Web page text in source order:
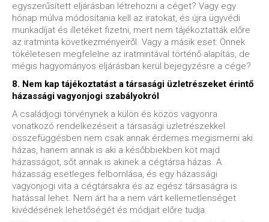
egyszerűsített eljárásban létrehozni a céget? Vagy egy
hónap múlva módosítania kell az iratokat, és újra ügyvédi
munkadíjat és illetéket fizetni, mert nem tájékoztatták előre
az iratminta következményeiről. Vagy a másik eset: Önnek
tökéletesen megfelelne az iratmintával történő alapítás, de
mégis hagyományos eljárásban kerül bejegyzésre a cége?
8. Nem kap tájékoztatást a társasági üzletrészeket érintő
házassági vagyonjogi szabályokról
A családjogi törvénynek a külön és közös vagyonra
vonatkozó rendelkezéseit a társasági üzletrészekkel
összefüggésben nem csak annak érdemes megismerni aki
házas, hanem annak is aki a későbbiekben köt majd
házasságot, sőt annak is akinek a cégtársa házas. A
házasság esetleges felbomlása, és egy házassági
vagyonjogi vita a cégtársakra és az egész társaságra is
hatással lehet. Nem árt ha a nem várt kellemetlenséget
kivédésének lehetőségét és módjait előre tudja.